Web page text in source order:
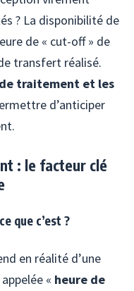
? La disponibilité de
de « cut-off » de
transfert réalisé.
traitement et les
d’anticiper
: le facteur clé
que c’est ?
en réalité d’une
« heure de